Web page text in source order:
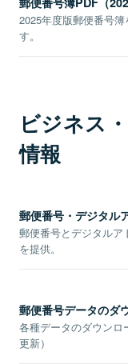
2025年度版郵便番号
す。
ビジネス
情報
郵便番号・デジタル
郵便番号とデジタル
を提供。
郵便番号データのダ
各種データのダウンロ
更新）